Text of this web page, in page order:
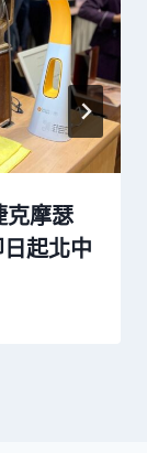
克摩瑟
起北中